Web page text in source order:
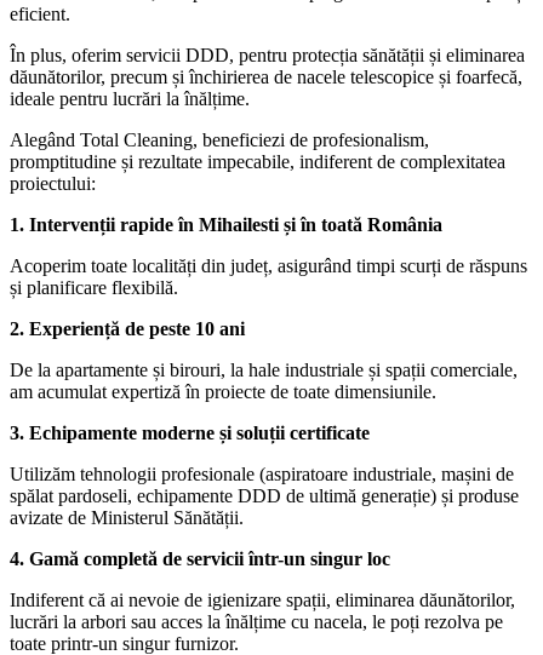
eficient.
În plus, oferim servicii DDD, pentru protecția sănătății și eliminarea
dăunătorilor, precum și închirierea de nacele telescopice și foarfecă,
ideale pentru lucrări la înălțime.
Alegând Total Cleaning, beneficiezi de profesionalism,
promptitudine și rezultate impecabile, indiferent de complexitatea
proiectului:
1. Intervenții rapide în Mihailesti și în toată România
Acoperim toate localități din județ, asigurând timpi scurți de răspuns
și planificare flexibilă.
2. Experiență de peste 10 ani
De la apartamente și birouri, la hale industriale și spații comerciale,
am acumulat expertiză în proiecte de toate dimensiunile.
3. Echipamente moderne și soluții certificate
Utilizăm tehnologii profesionale (aspiratoare industriale, mașini de
spălat pardoseli, echipamente DDD de ultimă generație) și produse
avizate de Ministerul Sănătății.
4. Gamă completă de servicii într-un singur loc
Indiferent că ai nevoie de igienizare spații, eliminarea dăunătorilor,
lucrări la arbori sau acces la înălțime cu nacela, le poți rezolva pe
toate printr-un singur furnizor.